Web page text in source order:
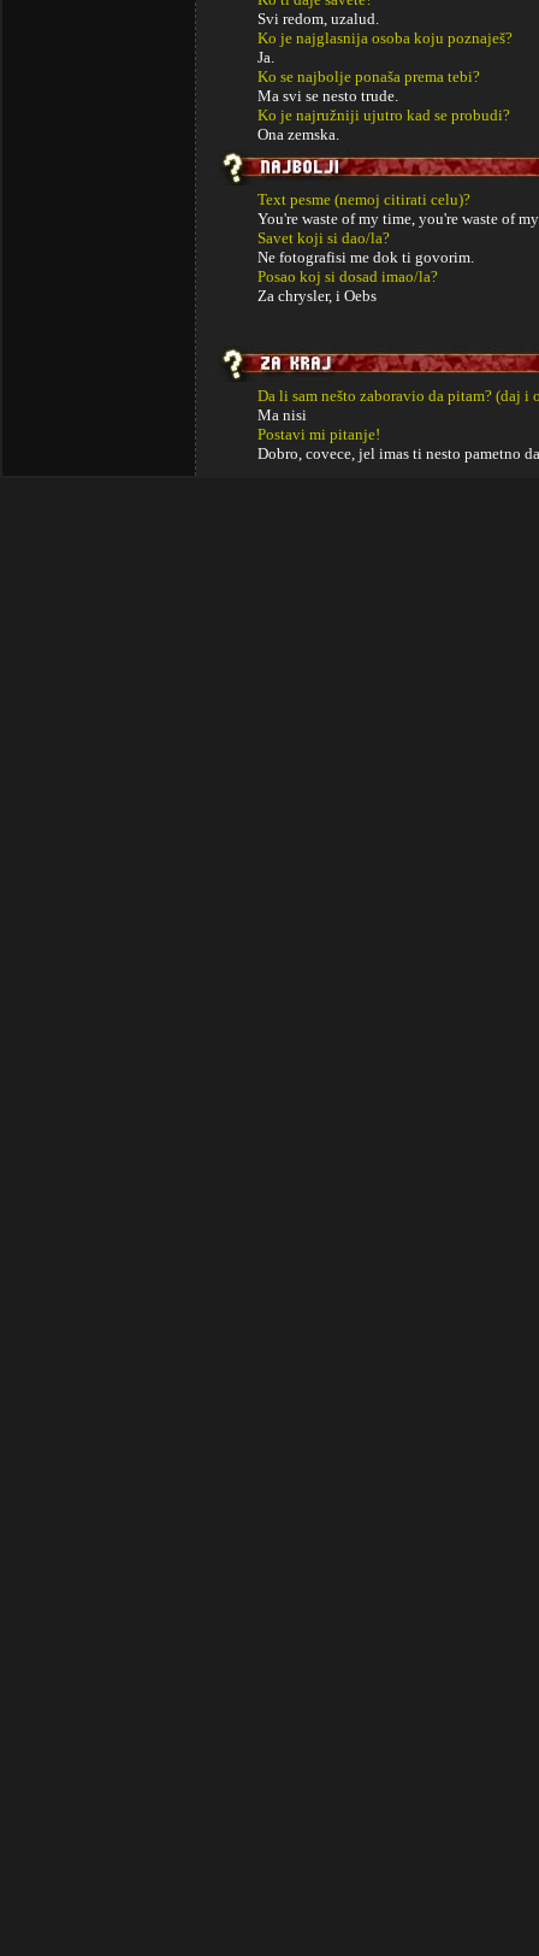
Svi redom, uzalud.
Ko je najglasnija osoba koju poznaješ?
Ja.
Ko se najbolje ponaša prema tebi?
Ma svi se nesto trude.
Ko je najružniji ujutro kad se probudi?
Ona zemska.
Text pesme (nemoj citirati celu)?
You're waste of my time, you're waste of
Savet koji si dao/la?
Ne fotografisi me dok ti govorim.
Posao koj si dosad imao/la?
Za chrysler, i Oebs
Da li sam nešto zaboravio da pitam? (daj i
Ma nisi
Postavi mi pitanje!
Dobro, covece, jel imas ti nesto pametno